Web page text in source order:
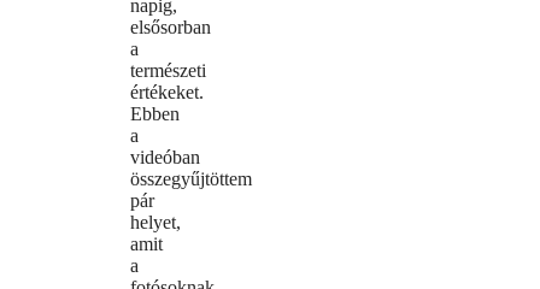
napig,
elsősorban
a
természeti
értékeket.
Ebben
a
videóban
összegyűjtöttem
pár
helyet,
amit
a